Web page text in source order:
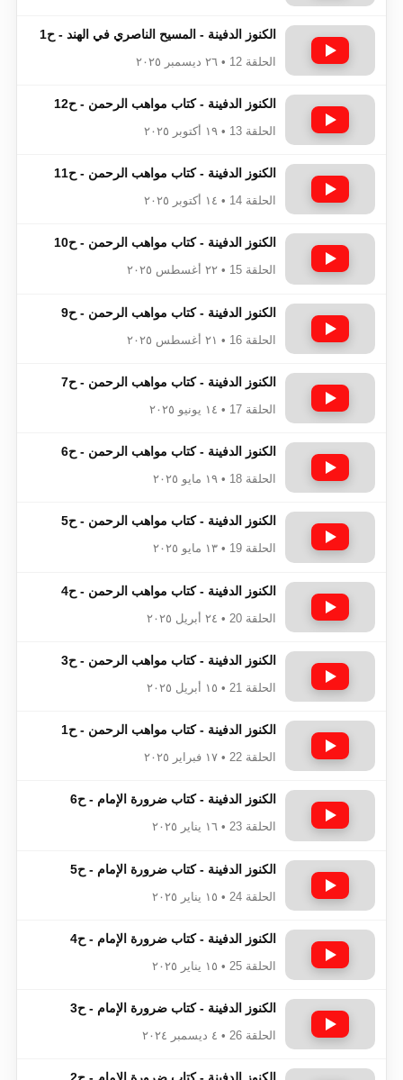
الكنوز الدفينة - المسيح الناصري في الهند - ح1
الحلقة 12 • ٢٦ ديسمبر ٢٠٢٥
الكنوز الدفينة - كتاب مواهب الرحمن - ح12
الحلقة 13 • ١٩ أكتوبر ٢٠٢٥
الكنوز الدفينة - كتاب مواهب الرحمن - ح11
الحلقة 14 • ١٤ أكتوبر ٢٠٢٥
الكنوز الدفينة - كتاب مواهب الرحمن - ح10
الحلقة 15 • ٢٢ أغسطس ٢٠٢٥
الكنوز الدفينة - كتاب مواهب الرحمن - ح9
الحلقة 16 • ٢١ أغسطس ٢٠٢٥
الكنوز الدفينة - كتاب مواهب الرحمن - ح7
الحلقة 17 • ١٤ يونيو ٢٠٢٥
الكنوز الدفينة - كتاب مواهب الرحمن - ح6
الحلقة 18 • ١٩ مايو ٢٠٢٥
الكنوز الدفينة - كتاب مواهب الرحمن - ح5
الحلقة 19 • ١٣ مايو ٢٠٢٥
الكنوز الدفينة - كتاب مواهب الرحمن - ح4
الحلقة 20 • ٢٤ أبريل ٢٠٢٥
الكنوز الدفينة - كتاب مواهب الرحمن - ح3
الحلقة 21 • ١٥ أبريل ٢٠٢٥
الكنوز الدفينة - كتاب مواهب الرحمن - ح1
الحلقة 22 • ١٧ فبراير ٢٠٢٥
الكنوز الدفينة - كتاب ضرورة الإمام - ح6
الحلقة 23 • ١٦ يناير ٢٠٢٥
الكنوز الدفينة - كتاب ضرورة الإمام - ح5
الحلقة 24 • ١٥ يناير ٢٠٢٥
الكنوز الدفينة - كتاب ضرورة الإمام - ح4
الحلقة 25 • ١٥ يناير ٢٠٢٥
الكنوز الدفينة - كتاب ضرورة الإمام - ح3
الحلقة 26 • ٤ ديسمبر ٢٠٢٤